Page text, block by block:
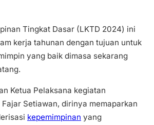
Tingkat Dasar (LKTD 2024) ini
kerja tahunan dengan tujuan untuk
yang baik dimasa sekarang
Ketua Pelaksana kegiatan
Setiawan, dirinya memaparkan
kepemimpinan yang